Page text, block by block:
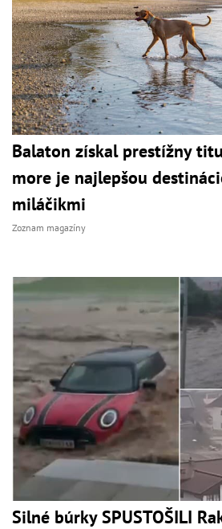
Balaton získal prestížny
more je najlepšou
miláčikmi
Zoznam magazíny
Silné búrky SPUSTOŠILI